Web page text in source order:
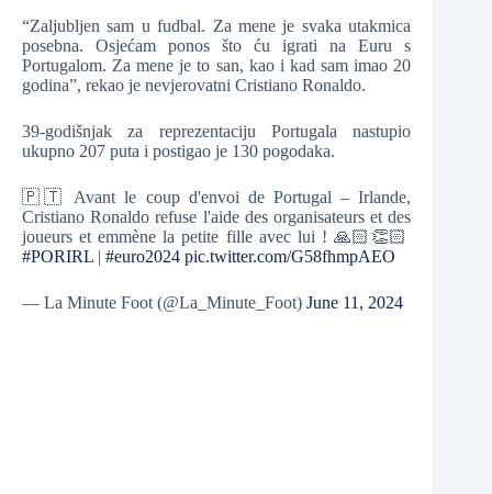
“Zaljubljen sam u fudbal. Za mene je svaka utakmica
posebna. Osjećam ponos što ću igrati na Euru s
Portugalom. Za mene je to san, kao i kad sam imao 20
godina”, rekao je nevjerovatni Cristiano Ronaldo.
39-godišnjak za reprezentaciju Portugala nastupio
ukupno 207 puta i postigao je 130 pogodaka.
🇵🇹 Avant le coup d'envoi de Portugal – Irlande,
Cristiano Ronaldo refuse l'aide des organisateurs et des
joueurs et emmène la petite fille avec lui ! 🙏🏻👏🏻
#PORIRL | #euro2024 pic.twitter.com/G58fhmpAEO
— La Minute Foot (@La_Minute_Foot) June 11, 2024